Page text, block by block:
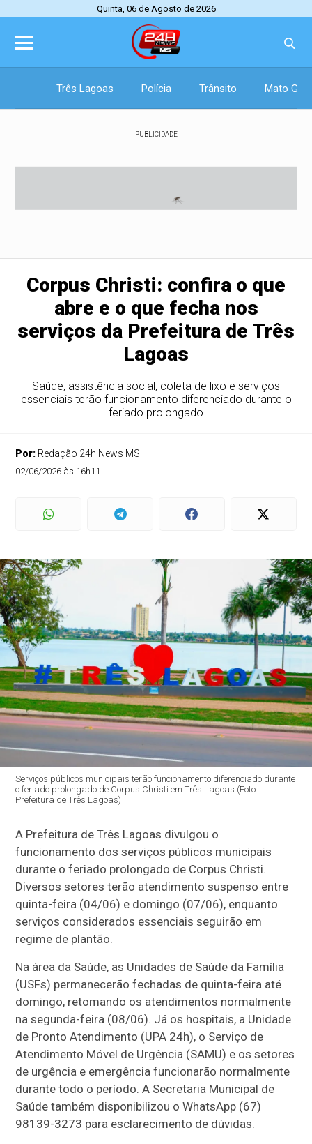
Quinta, 06 de Agosto de 2026
Três Lagoas Polícia Trânsito Mato
PUBLICIDADE
Corpus Christi: confira o que
abre e o que fecha nos
serviços da Prefeitura de Três
Lagoas
Saúde, assistência social, coleta de lixo e serviços
essenciais terão funcionamento diferenciado durante o
feriado prolongado
Por: Redação 24h News MS
02/06/2026 às 16h11
Serviços públicos municipais terão funcionamento diferenciado durante
o feriado prolongado de Corpus Christi em Três Lagoas (Foto:
Prefeitura de Três Lagoas)
A Prefeitura de Três Lagoas divulgou o
funcionamento dos serviços públicos municipais
durante o feriado prolongado de Corpus Christi.
Diversos setores terão atendimento suspenso entre
quinta-feira (04/06) e domingo (07/06), enquanto
serviços considerados essenciais seguirão em
regime de plantão.
Na área da Saúde, as Unidades de Saúde da Família
(USFs) permanecerão fechadas de quinta-feira até
domingo, retomando os atendimentos normalmente
na segunda-feira (08/06). Já os hospitais, a Unidade
de Pronto Atendimento (UPA 24h), o Serviço de
Atendimento Móvel de Urgência (SAMU) e os setores
de urgência e emergência funcionarão normalmente
durante todo o período. A Secretaria Municipal de
Saúde também disponibilizou o WhatsApp (67)
98139-3273 para esclarecimento de dúvidas.